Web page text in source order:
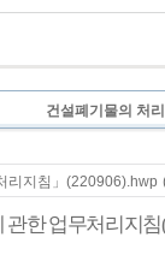
건설폐기물의 처
리지침」(220906).hwp
관한 업무처리지침